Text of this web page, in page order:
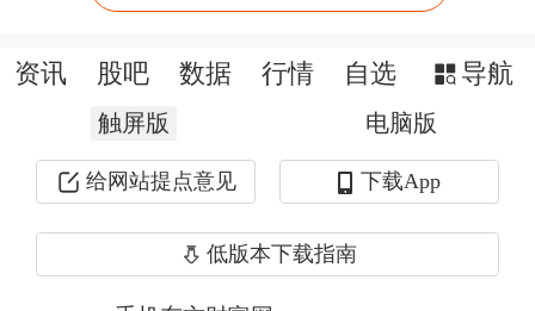
指数上涨0.5%，美国标普500指数上涨
1.9%。“美元走弱向全球释放流动性，
非美经济体股市大多保持高景气，日经
指数上涨4%，欧洲斯托克指数上涨
撑。”温彬称。
资讯 股吧 数据 行情 自选 导航
触屏版 电脑版
给网站提点意见 下载App
低版本下载指南